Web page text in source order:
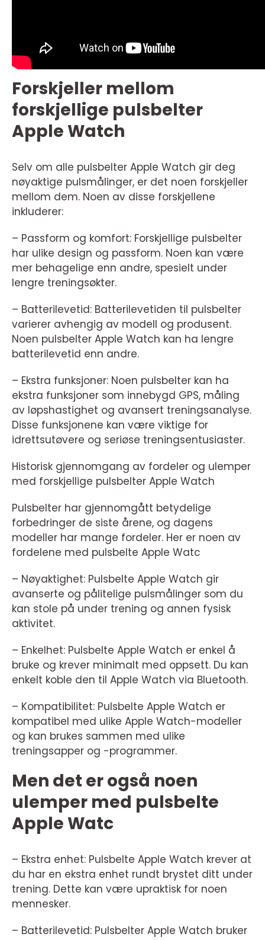
Forskjeller mellom
forskjellige pulsbelter
Apple Watch
Selv om alle pulsbelter Apple Watch gir deg
nøyaktige pulsmålinger, er det noen forskjeller
mellom dem. Noen av disse forskjellene
inkluderer:
– Passform og komfort: Forskjellige pulsbelter
har ulike design og passform. Noen kan være
mer behagelige enn andre, spesielt under
lengre treningsøkter.
– Batterilevetid: Batterilevetiden til pulsbelter
varierer avhengig av modell og produsent.
Noen pulsbelter Apple Watch kan ha lengre
batterilevetid enn andre.
– Ekstra funksjoner: Noen pulsbelter kan ha
ekstra funksjoner som innebygd GPS, måling
av løpshastighet og avansert treningsanalyse.
Disse funksjonene kan være viktige for
idrettsutøvere og seriøse treningsentusiaster.
Historisk gjennomgang av fordeler og ulemper
med forskjellige pulsbelter Apple Watch
Pulsbelter har gjennomgått betydelige
forbedringer de siste årene, og dagens
modeller har mange fordeler. Her er noen av
fordelene med pulsbelte Apple Watc
– Nøyaktighet: Pulsbelte Apple Watch gir
avanserte og pålitelige pulsmålinger som du
kan stole på under trening og annen fysisk
aktivitet.
– Enkelhet: Pulsbelte Apple Watch er enkel å
bruke og krever minimalt med oppsett. Du kan
enkelt koble den til Apple Watch via Bluetooth.
– Kompatibilitet: Pulsbelte Apple Watch er
kompatibel med ulike Apple Watch-modeller
og kan brukes sammen med ulike
treningsapper og -programmer.
Men det er også noen
ulemper med pulsbelte
Apple Watc
– Ekstra enhet: Pulsbelte Apple Watch krever at
du har en ekstra enhet rundt brystet ditt under
trening. Dette kan være upraktisk for noen
mennesker.
– Batterilevetid: Pulsbelter Apple Watch bruker